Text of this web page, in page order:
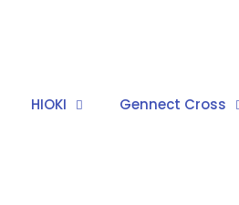
HIOKI Gennect Cross